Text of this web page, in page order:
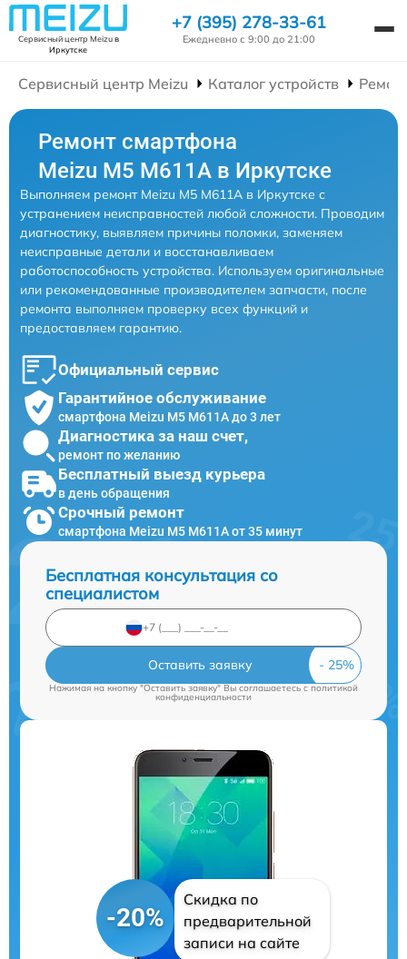
Сервисный центр Meizuв
Иркутске
+7 (395) 278-33-61
Ежедневно с 9:00 до 21:00
Сервисный центр Meizu Каталог устройств
Ремонт смартфона
Meizu M5 M611A в Иркутске
Выполняем ремонт Meizu M5 M611A в Иркутске с
устранением неисправностей любой сложности. Проводим
диагностику, выявляем причины поломки, заменяем
неисправные детали и восстанавливаем
работоспособность устройства. Используем оригинальные
или рекомендованные производителем запчасти, после
ремонта выполняем проверку всех функций и
предоставляем гарантию.
Официальный сервис
Гарантийное обслуживание
смартфона Meizu M5 M611A до 3 лет
Диагностика за наш счет,
ремонт по желанию
Бесплатный выезд курьера
в день обращения
Срочный ремонт
смартфона Meizu M5 M611A от 35 минут
Бесплатная консультация со
специалистом
Оставить заявку
Нажимая на кнопку "Оставить заявку" Вы соглашаетесь cполитикой
конфиденциальности
-20%
Скидка по
предварительной
записи на сайте